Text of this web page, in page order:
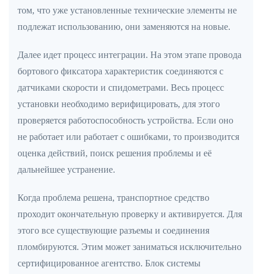
том, что уже установленные технические элементы не
подлежат использованию, они заменяются на новые.
Далее идет процесс интеграции. На этом этапе провода
бортового фиксатора характеристик соединяются с
датчиками скорости и спидометрами. Весь процесс
установки необходимо верифицировать, для этого
проверяется работоспособность устройства. Если оно
не работает или работает с ошибками, то производится
оценка действий, поиск решения проблемы и её
дальнейшее устранение.
Когда проблема решена, транспортное средство
проходит окончательную проверку и активируется. Для
этого все существующие разъемы и соединения
пломбируются. Этим может заниматься исключительно
сертифицированное агентство. Блок системы